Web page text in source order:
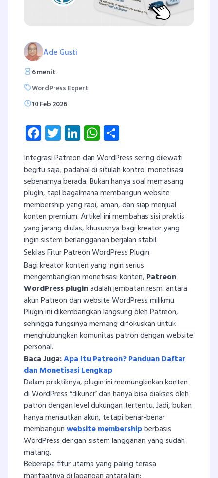
Ade Gusti
6 menit
WordPress Expert
10 Feb 2026
Facebook
Twitter
LinkedInWhatsApp
Integrasi Patreon dan WordPress sering dilewati
begitu saja, padahal di situlah kontrol monetisasi
sebenarnya berada. Bukan hanya soal memasang
plugin, tapi bagaimana membangun website
membership yang rapi, aman, dan siap menjual
konten premium. Artikel ini membahas sisi praktis
yang jarang diulas, khususnya bagi kreator yang
ingin sistem berlangganan berjalan stabil.
Sekilas Fitur Patreon WordPress Plugin
Bagi kreator konten yang ingin serius
mengembangkan monetisasi konten, Patreon
WordPress pluginadalah jembatan resmi antara
akun Patreon dan website WordPress milikmu.
Plugin ini dikembangkan langsung oleh Patreon,
sehingga fungsinya memang difokuskan untuk
menghubungkan komunitas patron dengan website
personal.
Baca Juga:Apa Itu Patreon? Panduan Daftar
dan Monetisasi Lengkap
Dalam praktiknya, plugin ini memungkinkan konten
di WordPress “dikunci” dan hanya bisa diakses oleh
patron dengan level dukungan tertentu. Jadi, bukan
hanya menautkan akun, tetapi benar-benar
membangunwebsite membershipberbasis
WordPress dengan sistem langganan yang sudah
matang.
Beberapa fitur utama yang paling terasa